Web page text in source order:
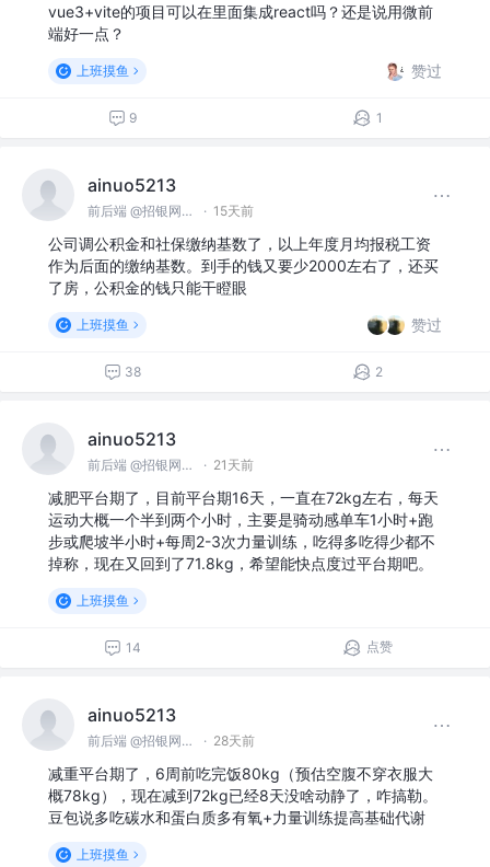
vue3+vite的项目可以在里面集成react吗？还是说用微前
端好一点？
上班摸鱼 赞过
9 1
ainuo5213
前后端 @招银网络科技 · 15天前
公司调公积金和社保缴纳基数了，以上年度月均报税工资
作为后面的缴纳基数。到手的钱又要少2000左右了，还买
了房，公积金的钱只能干瞪眼
上班摸鱼 赞过
38 2
ainuo5213
前后端 @招银网络科技 · 21天前
减肥平台期了，目前平台期16天，一直在72kg左右，每天
运动大概一个半到两个小时，主要是骑动感单车1小时+跑
步或爬坡半小时+每周2-3次力量训练，吃得多吃得少都不
掉称，现在又回到了71.8kg，希望能快点度过平台期吧。
上班摸鱼
14 点赞
ainuo5213
前后端 @招银网络科技 · 28天前
减重平台期了，6周前吃完饭80kg（预估空腹不穿衣服大
概78kg），现在减到72kg已经8天没啥动静了，咋搞勒。
豆包说多吃碳水和蛋白质多有氧+力量训练提高基础代谢
上班摸鱼